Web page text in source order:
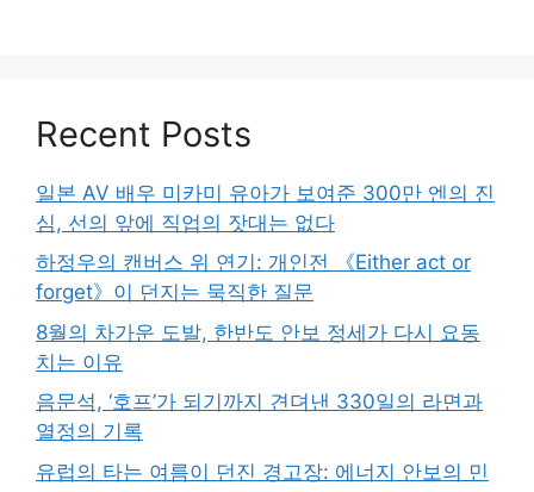
Recent Posts
일본 AV 배우 미카미 유아가 보여준 300만 엔의 진
심, 선의 앞에 직업의 잣대는 없다
하정우의 캔버스 위 연기: 개인전 《Either act or
forget》이 던지는 묵직한 질문
8월의 차가운 도발, 한반도 안보 정세가 다시 요동
치는 이유
음문석, ‘호프’가 되기까지 견뎌낸 330일의 라면과
열정의 기록
유럽의 타는 여름이 던진 경고장: 에너지 안보의 민